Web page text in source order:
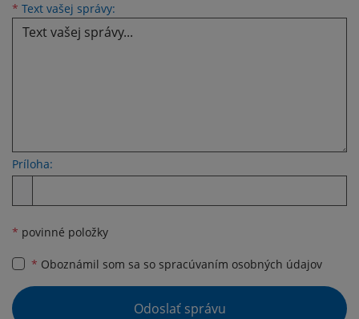
* Text vašej správy:
Príloha:
* povinné položky
* Oboznámil som sa so spracúvaním osobných údajov
Google reCaptcha Response
Odoslať správu